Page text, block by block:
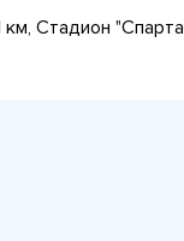
Стадион